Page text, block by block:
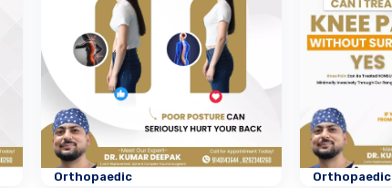
Orthopaedic Orthopaedic